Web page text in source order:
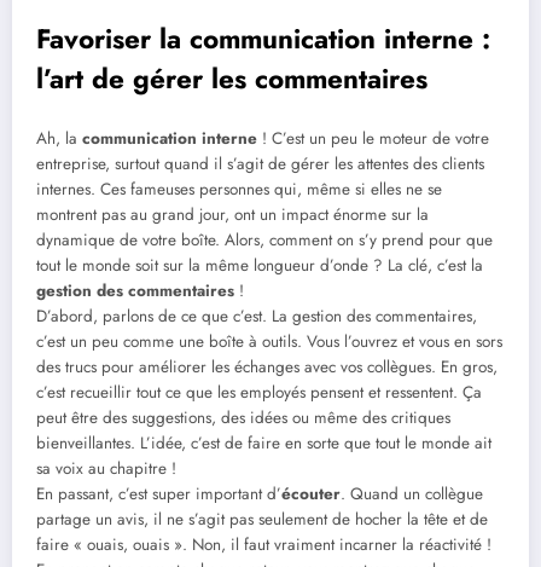
Favoriser la communication interne :
l’art de gérer les commentaires
Ah, la communication interne ! C’est un peu le moteur de votre
entreprise, surtout quand il s’agit de gérer les attentes des clients
internes. Ces fameuses personnes qui, même si elles ne se
montrent pas au grand jour, ont un impact énorme sur la
dynamique de votre boîte. Alors, comment on s’y prend pour que
tout le monde soit sur la même longueur d’onde ? La clé, c’est la
gestion des commentaires !
D’abord, parlons de ce que c’est. La gestion des commentaires,
c’est un peu comme une boîte à outils. Vous l’ouvrez et vous en sors
des trucs pour améliorer les échanges avec vos collègues. En gros,
c’est recueillir tout ce que les employés pensent et ressentent. Ça
peut être des suggestions, des idées ou même des critiques
bienveillantes. L’idée, c’est de faire en sorte que tout le monde ait
sa voix au chapitre !
En passant, c’est super important d’écouter. Quand un collègue
partage un avis, il ne s’agit pas seulement de hocher la tête et de
faire « ouais, ouais ». Non, il faut vraiment incarner la réactivité !